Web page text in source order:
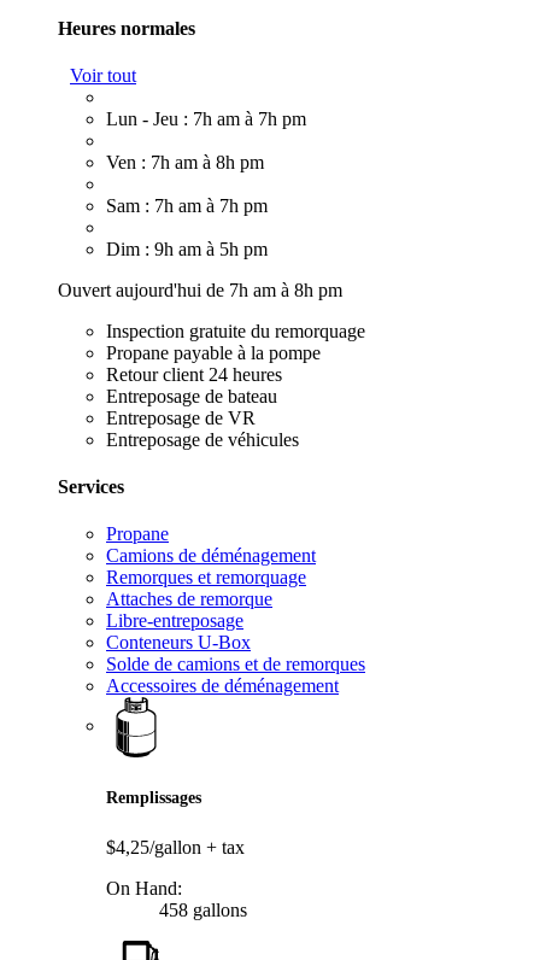
Heures normales
Voir tout
Lun - Jeu : 7h am à 7h pm
Ven : 7h am à 8h pm
Sam : 7h am à 7h pm
Dim : 9h am à 5h pm
Ouvert aujourd'hui de 7h am à 8h pm
Inspection gratuite du remorquage
Propane payable à la pompe
Retour client 24 heures
Entreposage de bateau
Entreposage de VR
Entreposage de véhicules
Services
Propane
Camions de déménagement
Remorques et remorquage
Attaches de remorque
Libre-entreposage
Conteneurs U-Box
Solde de camions et de remorques
Accessoires de déménagement
Remplissages
$4,25/gallon + tax
On Hand:
458 gallons